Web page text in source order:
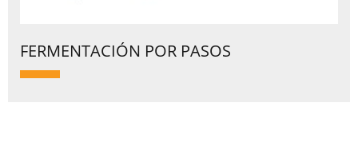
FERMENTACIÓN POR PASOS